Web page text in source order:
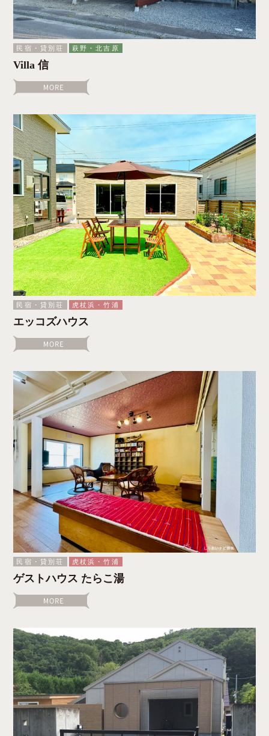
民宿・貸別荘 萩野・北吉原
Villa 信
民宿・貸別荘 虎杖浜・竹浦
エッコズハウス
民宿・貸別荘 虎杖浜・竹浦
ゲストハウス たらこ湯